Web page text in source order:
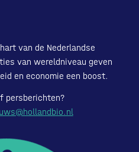
van de Nederlandse
van wereldniveau geven
en economie een boost.
persberichten?